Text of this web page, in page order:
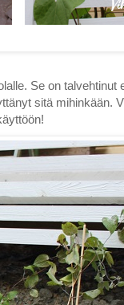
Se on talvehtinut
sitä mihinkään.